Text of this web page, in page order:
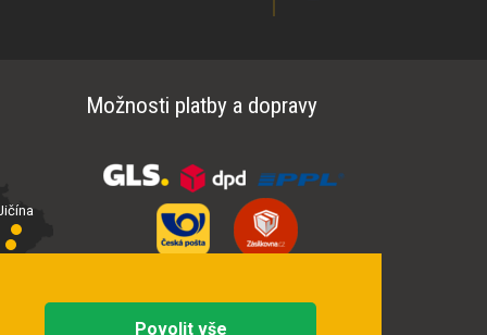
Možnosti platby a dopravy
Povolit vše